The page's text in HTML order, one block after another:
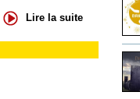
Lire la suite